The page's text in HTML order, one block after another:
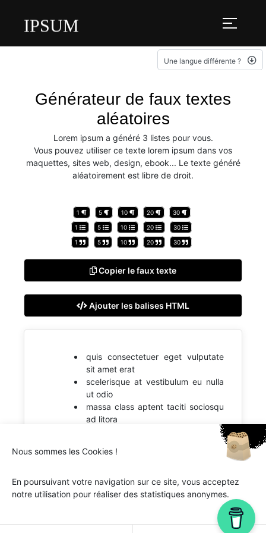
IPSUM
Une langue différente ?
Générateur de faux textes
aléatoires
Lorem ipsum a généré 3 listes pour vous.
Vous pouvez utiliser ce texte lorem ipsum dans vos
maquettes, sites web, design, ebook... Le texte généré
aléatoirement est libre de droit.
1 5 10 20 30
1 5 10 20 30
1 5 10 20 30
Copier le faux texte
Ajouter les balises HTML
quis consectetuer eget vulputate
sit amet erat
scelerisque at vestibulum eu nulla
ut odio
massa class aptent taciti sociosqu
ad litora
Ipsum.one © 2018-2026 - Tous droits réservés -
Lorem
Nous sommes les Cookies !
En poursuivant votre navigation sur ce site, vous acceptez
notre utilisation pour réaliser des statistiques anonymes.